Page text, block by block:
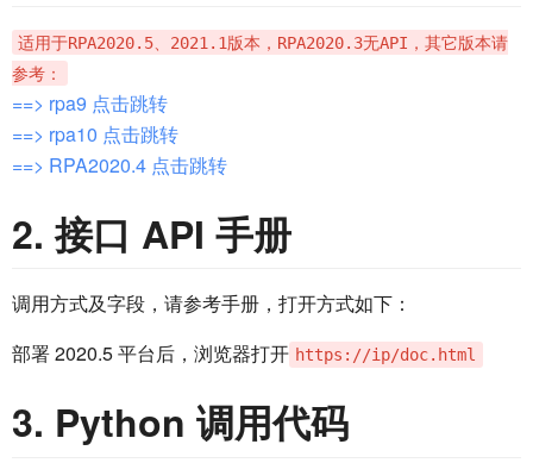
适用于RPA2020.5、2021.1版本，RPA2020.3无API，其它版本请
参考：
==> rpa9 点击跳转
==> rpa10 点击跳转
==> RPA2020.4 点击跳转
2. 接口 API 手册
调用方式及字段，请参考手册，打开方式如下：
部署 2020.5 平台后，浏览器打开 https://ip/doc.html
3. Python 调用代码